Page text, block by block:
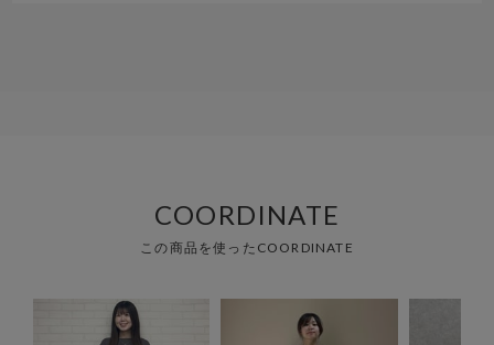
COORDINATE
この商品を使ったCOORDINATE